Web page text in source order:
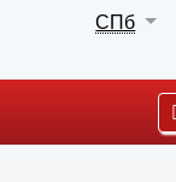
СПб